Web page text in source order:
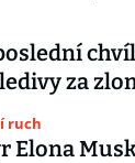
za
ruch
Elona